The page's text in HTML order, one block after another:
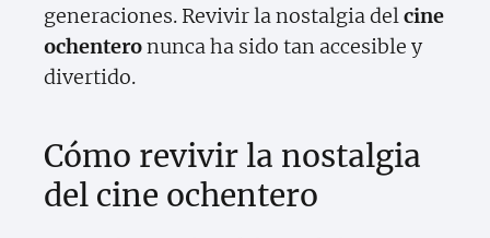
generaciones. Revivir la nostalgia delcine
ochenteronunca ha sido tan accesible y
divertido.
Cómo revivir la nostalgia
del cine ochentero